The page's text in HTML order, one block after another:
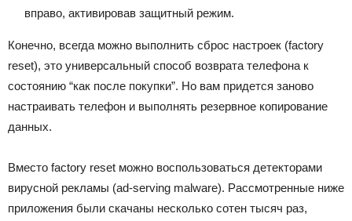
вправо, активировав защитный режим.
Конечно, всегда можно выполнить сброс настроек (factory
reset), это универсальный способ возврата телефона к
состоянию “как после покупки”. Но вам придется заново
настраивать телефон и выполнять резервное копирование
данных.
Вместо factory reset можно воспользоваться детекторами
вирусной рекламы (ad-serving malware). Рассмотренные ниже
приложения были скачаны несколько сотен тысяч раз,